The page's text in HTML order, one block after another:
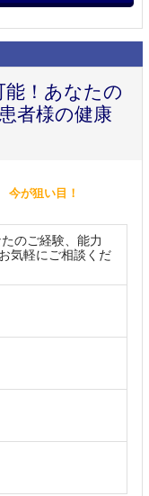
能！あなたの
者様の健康
今が狙い目！
のご経験、能力
気軽にご相談くだ